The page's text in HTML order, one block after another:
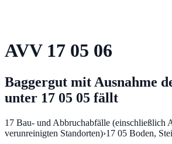
AVV 17 05 06
Baggergut mit Ausnahme
unter 17 05 05 fällt
17 Bau- und Abbruchabfälle (einschließlich
verunreinigten Standorten)›17 05 Boden,